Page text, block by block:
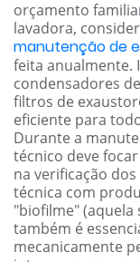
orçamento
lavadora,
manutenção de
feita anualmente.
condensadores
filtros de
eficiente para
Durante a
técnico deve
na verificação
técnica com
"biofilme" (aquela
também é
mecanicamente